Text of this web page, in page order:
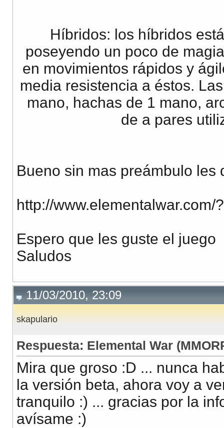
Híbridos: los híbridos
poseyendo un poco de
en movimientos rápidos y
media resistencia a éstos.
mano, hachas de 1 mano,
de a pares
Bueno sin mas preámbulo les
http://www.elementalwar.com/
Espero que les guste el juego
Saludos
11/03/2010, 23:09
skapulario
Respuesta: Elemental War
Mira que groso :D ... nunca
la versión beta, ahora voy a
tranquilo :) ... gracias por la
avísame :)